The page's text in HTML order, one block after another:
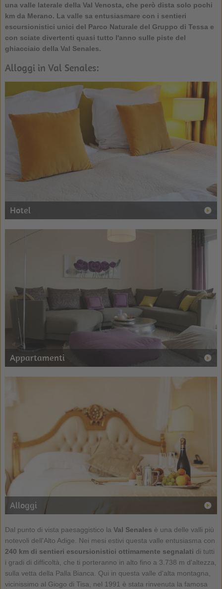
una valle laterale della Val Venosta, che però dista solo pochi
km da Merano. La valle sa entusiasmare con i sentieri
escursionistici unici del Parco Naturale del Gruppo di Tessa e
con sciate divertenti quasi tutto l'anno sulle piste del
ghiacciaio della Val Senales.
Alloggi in Val Senales:
Hotel
Appartamenti
Alloggi
Dal punto di vista paesaggistico la Val Senales è una delle valli più
notevoli dell'Alto Adige. Nei mesi estivi questa valle entusiasma con
240 km di sentieri escursionistici ottimamente segnalati di tutti
i gradi di difficoltà, che ti porteranno in alto fino a 3.738 m d'altezza,
sulla vetta della Palla Bianca. Qui in questa valle d'alta montagna,
vicinissimo al Giogo di Tisa, nel 1991 è stata rinvenuta la famosa